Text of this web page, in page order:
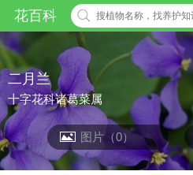
花百科
二月兰
十字花科诸葛菜属
图片（0）